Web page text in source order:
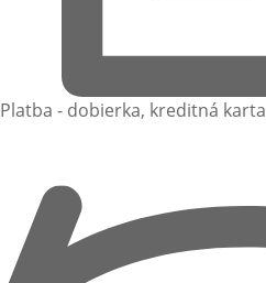
Platba - dobierka, kreditná karta